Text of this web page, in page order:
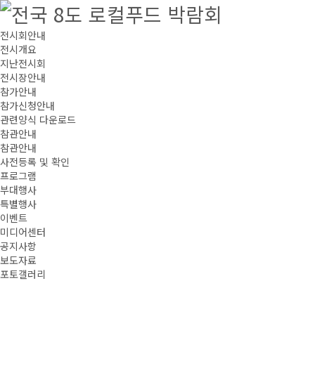
전시회안내
전시개요
지난전시회
전시장안내
참가안내
참가신청안내
관련양식 다운로드
참관안내
참관안내
사전등록 및 확인
프로그램
부대행사
특별행사
이벤트
미디어센터
공지사항
보도자료
포토갤러리